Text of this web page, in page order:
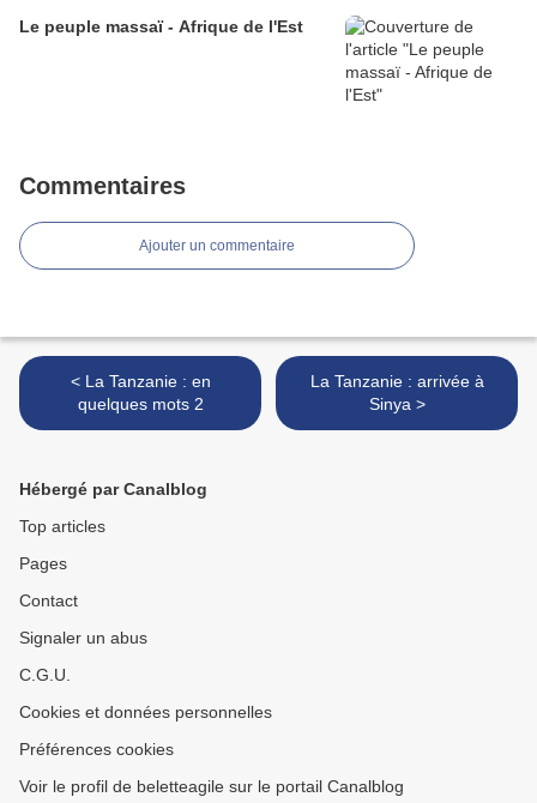
Le peuple massaï - Afrique de l'Est
Commentaires
Ajouter un commentaire
< La Tanzanie : en
quelques mots 2
La Tanzanie : arrivée à
Sinya >
Hébergé par Canalblog
Top articles
Pages
Contact
Signaler un abus
C.G.U.
Cookies et données personnelles
Préférences cookies
Voir le profil de beletteagile sur le portail Canalblog